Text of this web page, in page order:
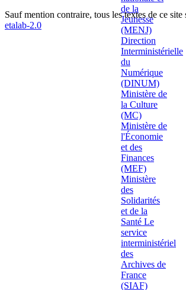
Sauf mention contraire, tous les textes de ce site
etalab-2.0